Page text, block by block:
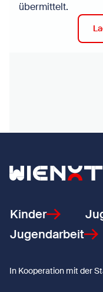
übermittelt.
Zurück zur Startseite
Kinder
Jugendarbeit
In Kooperation mit der